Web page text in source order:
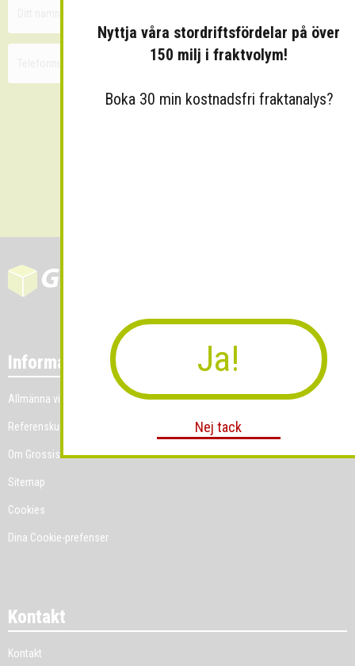
Information
Allmänna villkor
Referenskunder
Om Grossist.se
Sitemap
Cookies
Dina Cookie-prefenser
Kontakt
Kontakt
Nyttja våra stordriftsfördelar på över
150 milj i fraktvolym!
Boka 30 min kostnadsfri fraktanalys?
Ja!
Nej tack